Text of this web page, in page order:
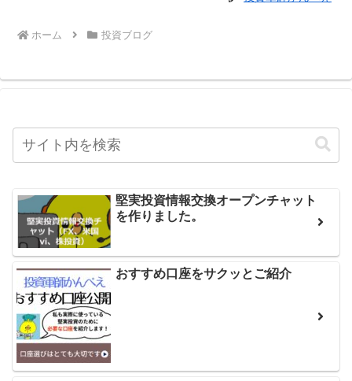
ホーム 投資ブログ
堅実投資情報交換オープンチャット
を作りました。
おすすめ口座をサクッとご紹介